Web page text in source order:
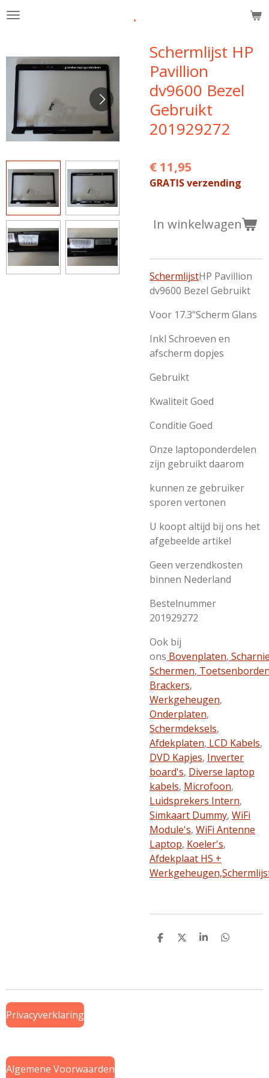
Ga
de
hoofdinhoud
.
Schermlijst HP
Pavillion
dv9600 Bezel
Gebruikt
201929272
€ 11,95
GRATIS verzending
In winkelwagen
SchermlijstHP Pavillion
dv9600 Bezel Gebruikt
Voor 17.3"Scherm Glans
Inkl Schroeven en
afscherm dopjes
Gebruikt
Kwaliteit Goed
Conditie Goed
Onze laptoponderdelen
zijn gebruikt daarom
kunnen ze gebruiker
sporen vertonen
U koopt altijd bij ons het
afgebeelde artikel
Geen verzendkosten
binnen Nederland
Bestelnummer
201929272
Ook bij
ons Bovenplaten,
Schermen,
Brackers,
Werkgeheugen,
Onderplaten,
Schermdeksels,
Afdekplaten, LCD Kabels,
DVD Kapjes, Inverter
board's, Diverse laptop
kabels, Microfoon,
Luidsprekers Intern,
Simkaart Dummy, WiFi
Module's, WiFi Antenne
Laptop, Koeler's,
Afdekplaat HS +
Werkgeheugen,
D
D
S
D
Privacyverklaring
Algemene Voorwaarden